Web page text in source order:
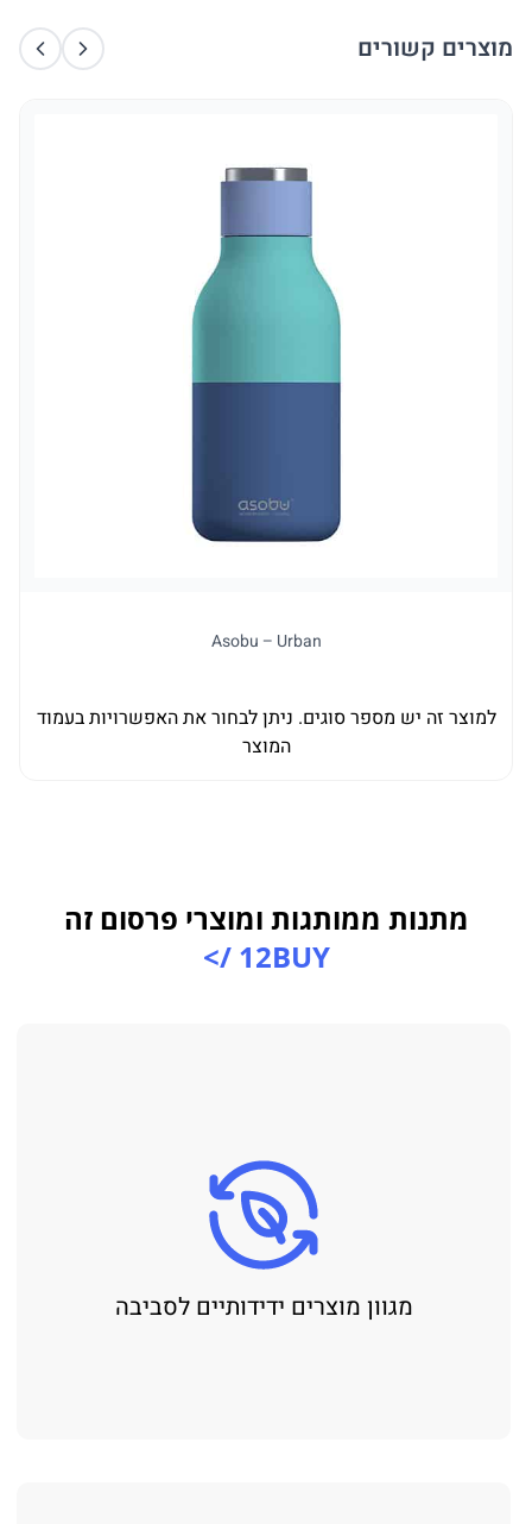
מוצרים קשורים
Asobu – Urban
למוצר זה יש מספר סוגים. ניתן לבחור את האפשרויות בעמוד
המוצר
מתנות ממותגות ומוצרי פרסום זה
12BUY />
מגוון מוצרים ידידותיים לסביבה